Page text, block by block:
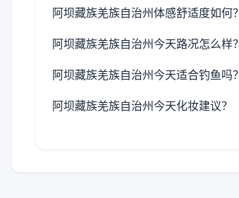
阿坝藏族羌族自治州体感舒适度如何？
阿坝藏族羌族自治州今天路况怎么样？
阿坝藏族羌族自治州今天适合钓鱼吗？
阿坝藏族羌族自治州今天化妆建议？